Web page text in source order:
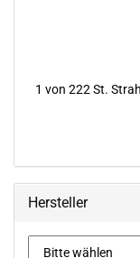
1 von 222 St.
Hersteller